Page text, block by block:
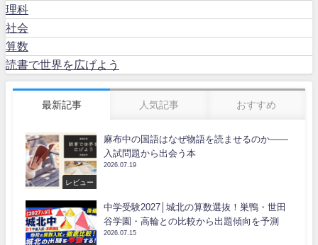
理科
社会
算数
読書で世界を広げよう
最新記事 人気記事 おすすめ
レビュー
麻布中の国語はなぜ物語を読ませるのか――
入試問題から出会う本
2026.07.19
中学受験2027│城北の算数選抜！巣鴨・世田
谷学園・高輪との比較から出題傾向を予測
2026.07.15